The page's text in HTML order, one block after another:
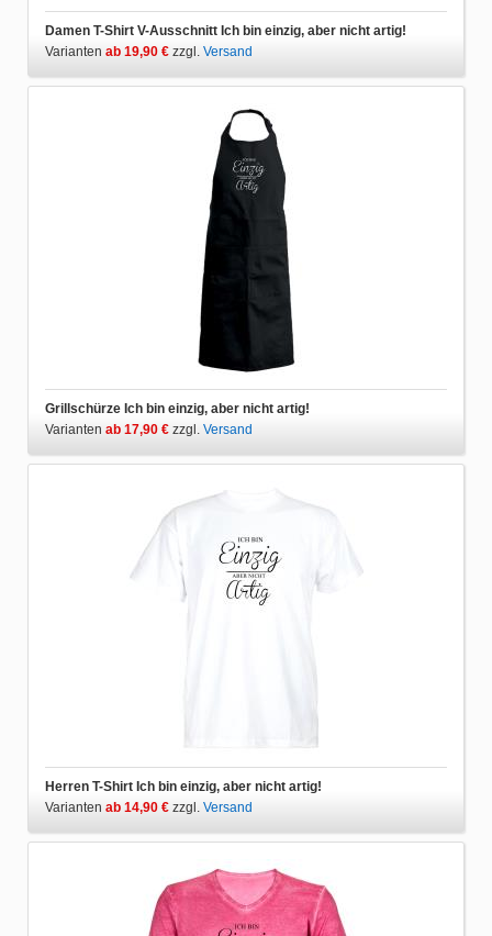
Damen T-Shirt V-Ausschnitt Ich bin einzig, aber nicht artig!
Varianten ab 19,90 € zzgl. Versand
Grillschürze Ich bin einzig, aber nicht artig!
Varianten ab 17,90 € zzgl. Versand
Herren T-Shirt Ich bin einzig, aber nicht artig!
Varianten ab 14,90 € zzgl. Versand